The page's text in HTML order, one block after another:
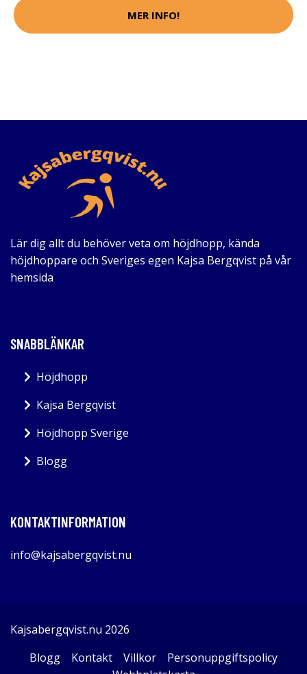
MER INFO!
Lär dig allt du behöver veta om höjdhopp, kända
höjdhoppare och Sveriges egen Kajsa Bergqvist på vår
hemsida
SNABBLÄNKAR
Höjdhopp
Kajsa Bergqvist
Höjdhopp Sverige
Blogg
KONTAKTINFORMATION
info@kajsabergqvist.nu
Kajsabergqvist.nu 2026
Blogg
Kontakt Villkor
Personuppgiftspolicy